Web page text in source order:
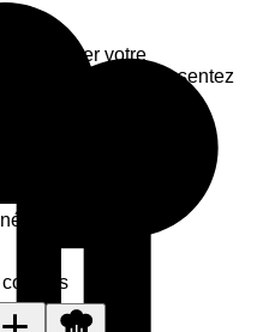
améliorer votre
», vous consentez
cookies